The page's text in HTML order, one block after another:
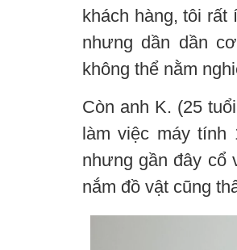
khách hàng, tôi rất
nhưng dần dần
không thể nằm
Còn anh K. (25
làm việc máy tính
nhưng gần đây cổ
nắm đồ vật cũng